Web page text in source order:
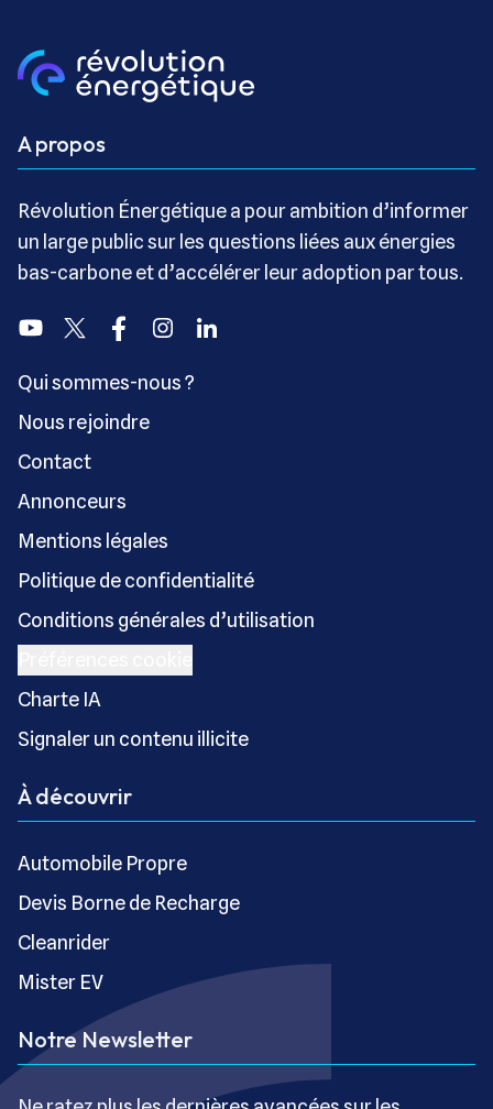
A propos
Révolution Énergétique a pour ambition d’informer
un large public sur les questions liées aux énergies
bas-carbone et d’accélérer leur adoption par tous.
YoutubeTwitter FacebookInstagramLinkedin
Qui sommes-nous ?
Nous rejoindre
Contact
Annonceurs
Mentions légales
Politique de confidentialité
Conditions générales d’utilisation
Charte IA
Signaler un contenu illicite
À découvrir
Automobile Propre
Devis Borne de Recharge
Cleanrider
Mister EV
Notre Newsletter